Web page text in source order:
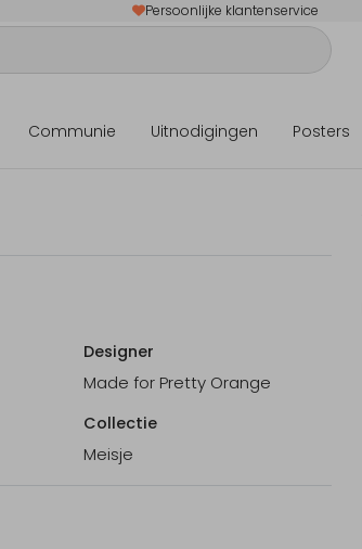
Persoonlijke klantenservice
Communie Uitnodigingen Posters
Designer
Made for Pretty Orange
Collectie
Meisje